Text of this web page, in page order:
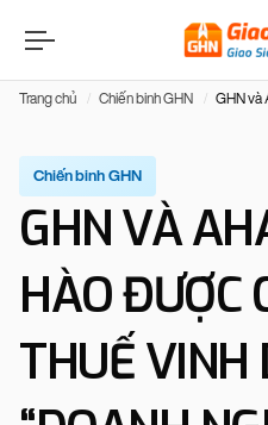
Trang chủ Chiến binh GHN GHN và
Chiến binh GHN
GHN VÀ
HÀO ĐƯỢC
THUẾ VINH